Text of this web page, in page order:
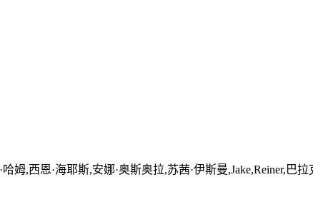
,西恩·海耶斯,安娜·奥斯奥拉,苏茜·伊斯曼,Jake,Reiner,巴拉